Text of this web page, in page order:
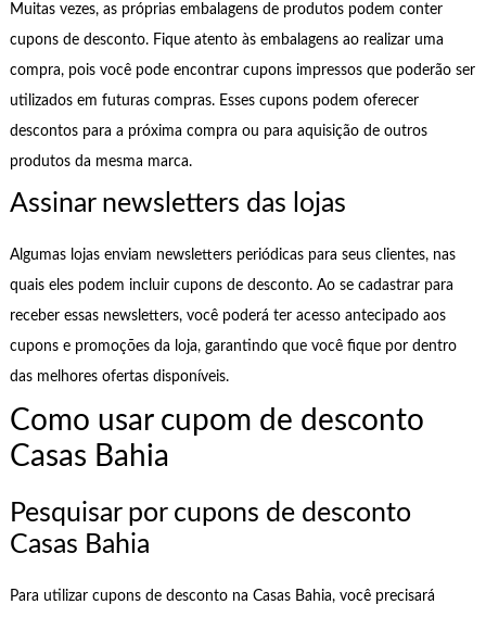
Muitas vezes, as próprias embalagens de produtos podem conter
cupons de desconto. Fique atento às embalagens ao realizar uma
compra, pois você pode encontrar cupons impressos que poderão ser
utilizados em futuras compras. Esses cupons podem oferecer
descontos para a próxima compra ou para aquisição de outros
produtos da mesma marca.
Assinar newsletters das lojas
Algumas lojas enviam newsletters periódicas para seus clientes, nas
quais eles podem incluir cupons de desconto. Ao se cadastrar para
receber essas newsletters, você poderá ter acesso antecipado aos
cupons e promoções da loja, garantindo que você fique por dentro
das melhores ofertas disponíveis.
Como usar cupom de desconto
Casas Bahia
Pesquisar por cupons de desconto
Casas Bahia
Para utilizar cupons de desconto na Casas Bahia, você precisará